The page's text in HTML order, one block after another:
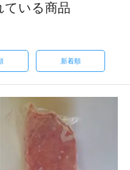
ている商品
新着順